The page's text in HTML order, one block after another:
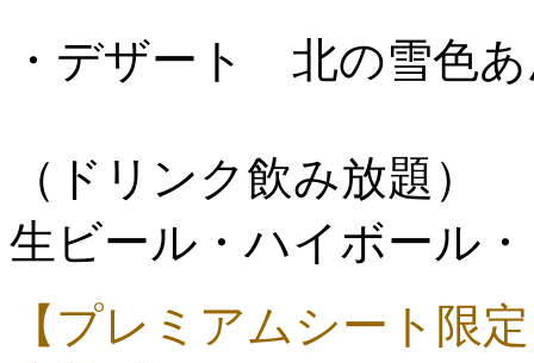
・デザート 北の雪色
（ドリンク飲み放題）
生ビール・ハイボール
【プレミアムシート限